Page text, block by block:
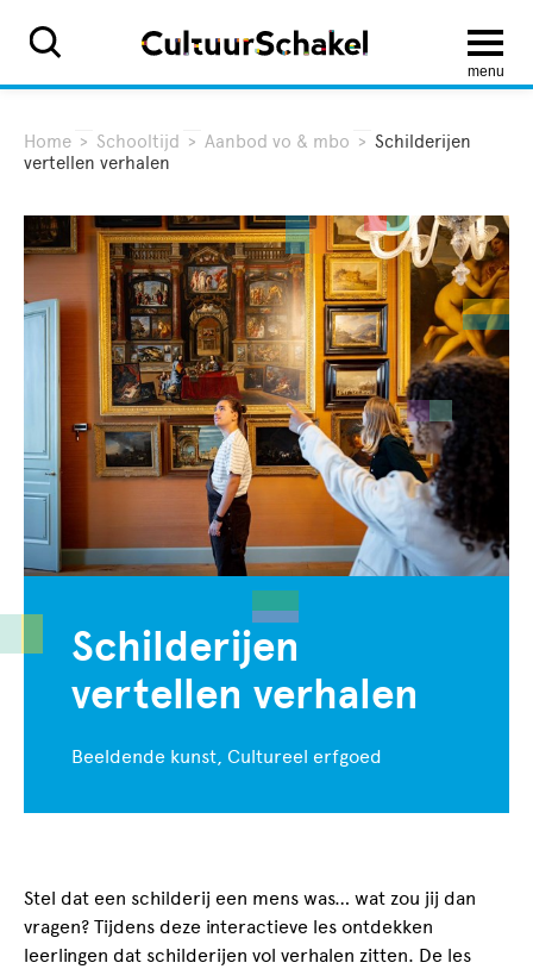
menu
Home > Schooltijd > Aanbod vo & mbo > Schilderijen
vertellen verhalen
Schilderijen
vertellen verhalen
Beeldende kunst, Cultureel erfgoed
Stel dat een schilderij een mens was… wat zou jij dan
vragen? Tijdens deze interactieve les ontdekken
leerlingen dat schilderijen vol verhalen zitten. De les